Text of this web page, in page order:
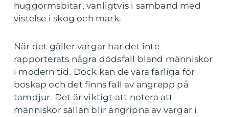
huggormsbitar, vanligtvis i samband med
vistelse i skog och mark.
När det gäller vargar har det inte
rapporterats några dödsfall bland människor
i modern tid. Dock kan de vara farliga för
boskap och det finns fall av angrepp på
tamdjur. Det är viktigt att notera att
människor sällan blir angripna av vargar i